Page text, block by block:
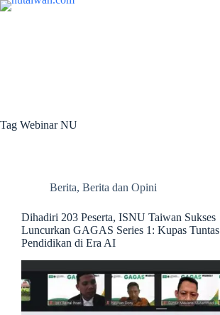
Tag Webinar NU
Berita, Berita dan Opini
Dihadiri 203 Peserta, ISNU Taiwan Sukses
Luncurkan GAGAS Series 1: Kupas Tuntas
Pendidikan di Era AI